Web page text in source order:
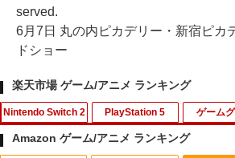
served.
6月7日 丸の内ピカデリー・新宿ピカ
ドショー
楽天市場 ゲーム/アニメ ランキング
Nintendo Switch 2 PlayStation 5 ゲーム
Amazon ゲーム/アニメ ランキング